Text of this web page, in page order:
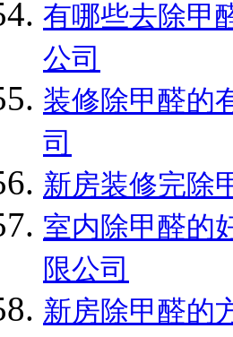
有哪些去除甲
公司
装修除甲醛的
司
新房装修完除
室内除甲醛的
限公司
新房除甲醛的